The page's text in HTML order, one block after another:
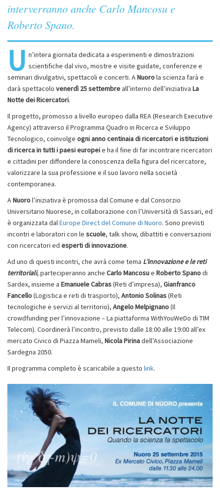
interverranno anche Carlo Mancosu e
Roberto Spano.
U n’intera giornata dedicata a esperimenti e dimostrazioni
scientifiche dal vivo, mostre e visite guidate, conferenze e
seminari divulgativi, spettacoli e concerti. ANuorola scienza farà e
darà spettacolo venerdì 25 settembreall’interno dell’iniziativa La
Notte dei Ricercatori.
Il progetto, promosso a livello europeo dalla REA (Research Executive
Agency) attraverso il Programma Quadro in Ricerca e Sviluppo
Tecnologico, coinvolge ogni anno centinaia di ricercatori e istituzioni
di ricerca in tutti i paesi europeie ha il fine di far incontrare ricercatori
e cittadini per diffondere la conoscenza della figura del ricercatore,
valorizzare la sua professione e il suo lavoro nella società
contemporanea.
ANuorol’iniziativa è promossa dal Comune e dal Consorzio
Universitario Nuorese, in collaborazione con l’Università di Sassari, ed
è organizzata dalEurope Direct del Comune di Nuoro. Sono previsti
incontri e laboratori con le scuole, talk show, dibattiti e conversazioni
con ricercatori ed esperti di innovazione.
Ad uno di questi incontri, che avrà come tema L’innovazione e le reti
territoriali, parteciperanno anche Carlo Mancosue Roberto Spanodi
Sardex, insieme a Emanuele Cabras(Reti d’impresa), Gianfranco
Fancello(Logistica e reti di trasporto), Antonio Solinas(Reti
tecnologiche e servizi al territorio), Angelo Melpignano(Il
crowdfunding per l’innovazione – La piattaforma WithYouWeDo di TIM
Telecom). Coordinerà l’incontro, previsto dalle 18:00 alle 19:00 all’ex
mercato Civico di Piazza Mameli, Nicola Pirinadell’Associazione
Sardegna 2050.
Il programma completo è scaricabile a questo link.